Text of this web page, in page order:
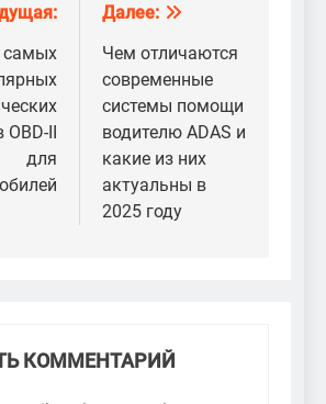
самых
OBD-II
для
Далее:
Чем отличаются
современные
системы помощи
водителю ADAS и
какие из них
актуальны в
2025 году
КОММЕНТАРИЙ